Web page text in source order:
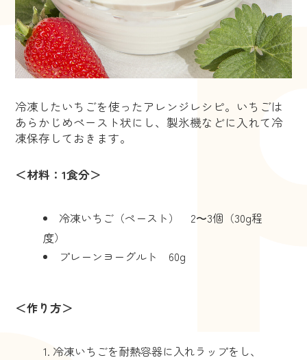
冷凍したいちごを使ったアレンジレシピ。いちごは
あらかじめペースト状にし、製氷機などに入れて冷
凍保存しておきます。
＜材料：1食分＞
冷凍いちご（ペースト） 2〜3個（30g程
度）
プレーンヨーグルト 60g
＜作り方＞
冷凍いちごを耐熱容器に入れラップをし、